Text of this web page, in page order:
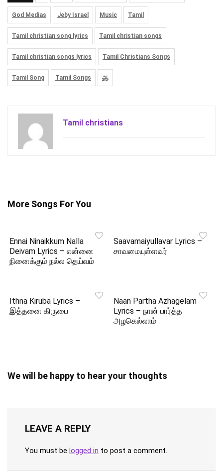
God Medias Jeby Israel Music Tamil
Tamil christian song lyrics Tamil christian songs
Tamil christian songs lyrics Tamil Christians Songs
Tamil Song Tamil Songs ஆ
Tamil christians
More Songs For You
Ennai Ninaikkum Nalla
Deivam Lyrics – என்னை
நினைக்கும் நல்ல தெய்வம்
Saavamaiyullavar Lyrics –
சாவமையுள்ளவர்
Ithna Kiruba Lyrics –
இத்தனை கிருபை
Naan Partha Azhagelam
Lyrics – நான் பார்த்த
அழகெல்லாம்
We will be happy to hear your thoughts
LEAVE A REPLY
You must be logged in to post a comment.